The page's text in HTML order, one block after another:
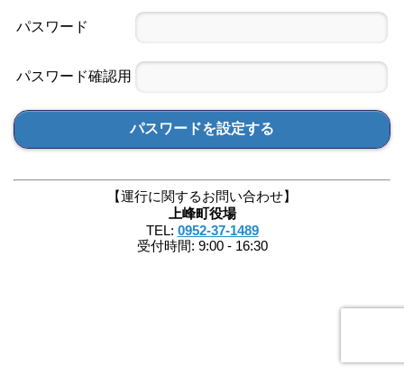
パスワード
パスワード確認用
パスワードを設定する
【運行に関するお問い合わせ】
上峰町役場
TEL: 0952-37-1489
受付時間: 9:00 - 16:30